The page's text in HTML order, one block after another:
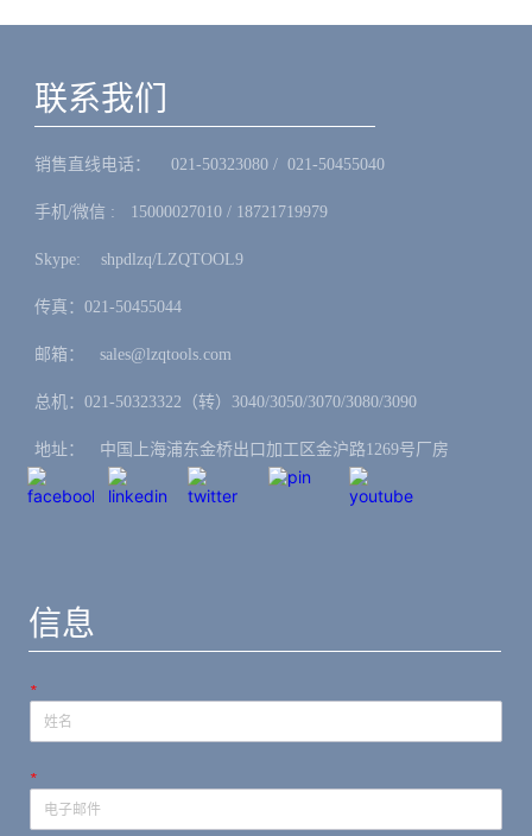
联系我们
销售直线电话：ㅤ 021-50323080 / 021-50455040
手机/微信 :ㅤ15000027010 / 18721719979
Skype: ㅤshpdlzq/LZQTOOL9
传真：021-50455044
邮箱：ㅤsales@lzqtools.com
总机：021-50323322（转）3040/3050/3070/3080/3090
地址：ㅤ中国上海浦东金桥出口加工区金沪路1269号厂房
信息
*
*